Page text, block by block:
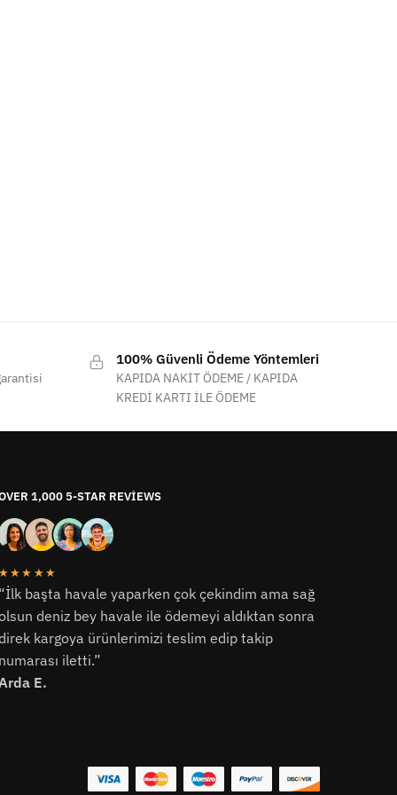
100% Güvenli Ödeme Yöntemleri
KAPIDA NAKİT ÖDEME / KAPIDA
KREDİ KARTI İLE ÖDEME
1,000 5-STAR REVIEWS
★★★★★
“İlk başta havale yaparken çok çekindim ama sağ
deniz bey havale ile ödemeyi aldıktan sonra
kargoya ürünlerimizi teslim edip takip
numarası iletti.”
E.